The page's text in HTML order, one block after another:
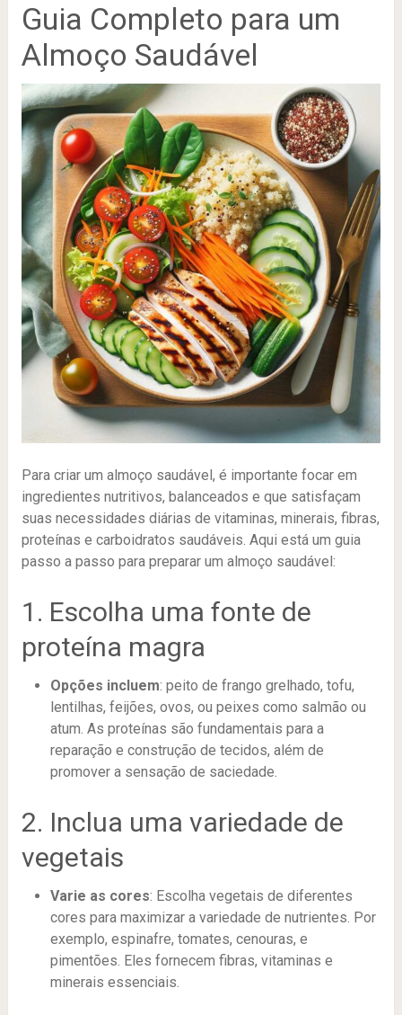
Guia Completo para um
Almoço Saudável
Para criar um almoço saudável, é importante focar em
ingredientes nutritivos, balanceados e que satisfaçam
suas necessidades diárias de vitaminas, minerais, fibras,
proteínas e carboidratos saudáveis. Aqui está um guia
passo a passo para preparar um almoço saudável:
1. Escolha uma fonte de
proteína magra
Opções incluem: peito de frango grelhado, tofu,
lentilhas, feijões, ovos, ou peixes como salmão ou
atum. As proteínas são fundamentais para a
reparação e construção de tecidos, além de
promover a sensação de saciedade.
2. Inclua uma variedade de
vegetais
Varie as cores: Escolha vegetais de diferentes
cores para maximizar a variedade de nutrientes. Por
exemplo, espinafre, tomates, cenouras, e
pimentões. Eles fornecem fibras, vitaminas e
minerais essenciais.